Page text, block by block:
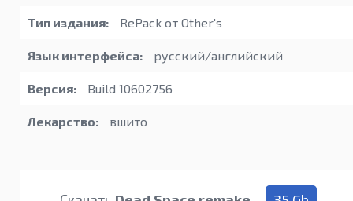
Тип издания: RePack от Other's
Язык интерфейса: русский/английский
Версия: Build 10602756
Лекарство: вшито